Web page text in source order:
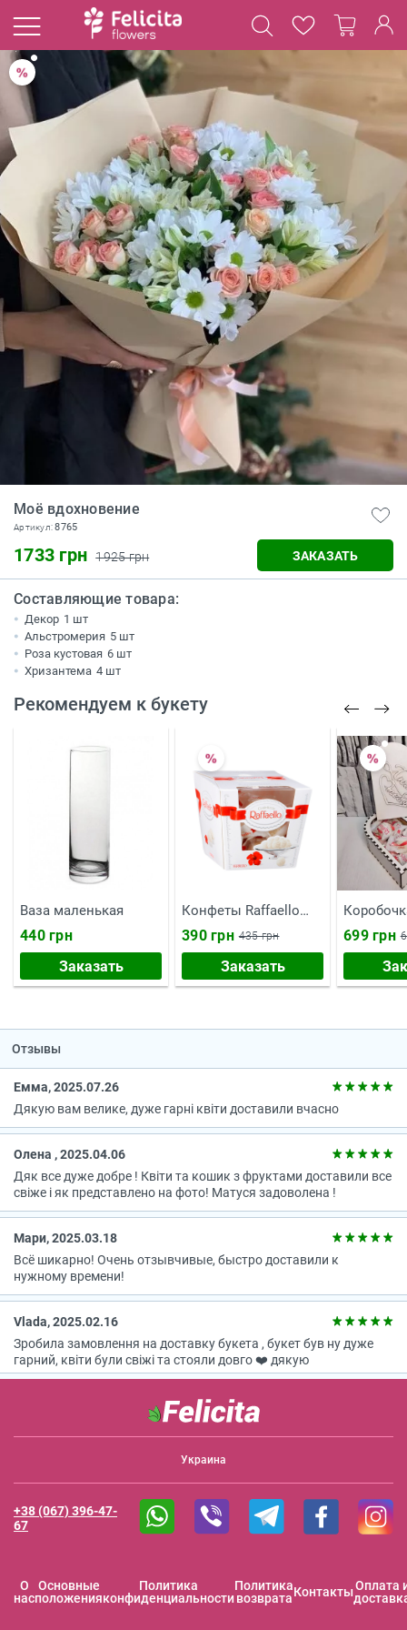
Моё вдохновение
Артикул:8765
1733 грн 1925 грн ЗАКАЗАТЬ
Составляющие товара:
Декор 1 шт
Альстромерия 5 шт
Роза кустовая 6 шт
Хризантема 4 шт
Рекомендуем к букету
Ваза маленькая
440 грн
Заказать
Конфеты Raffaello
390 грн 435 грн
Заказать
699 грн
Отзывы
Емма, 2025.07.26
Дякую вам велике, дуже гарні квіти доставили вчасно
Олена , 2025.04.06
Дяк все дуже добре ! Квіти та кошик з фруктами доставили все
свіже і як представлено на фото! Матуся задоволена !
Мари, 2025.03.18
Всё шикарно! Очень отзывчивые, быстро доставили к
нужному времени!
Vlada, 2025.02.16
Зробила замовлення на доставку букета , букет був ну дуже
гарний, квіти були свіжі та стояли довго ❤️ дякую
Украина
O
нас
Основные
положения
Политика
конфиденциальности
Политика
возвратаКонтактыОплата
+38 (067) 396-47-
67